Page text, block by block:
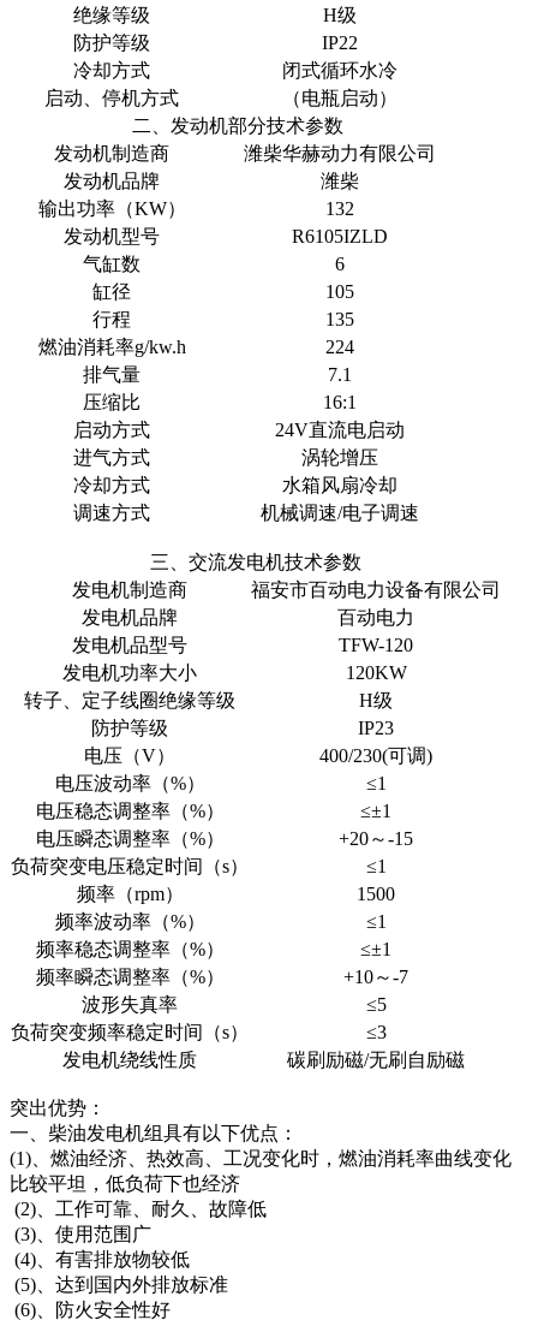
绝缘等级
H级
防护等级
IP22
冷却方式
闭式循环水冷
启动、停机方式
（电瓶启动）
二、发动机部分技术参数
发动机制造商
潍柴华赫动力有限公司
发动机品牌
潍柴
输出功率（KW）
132
发动机型号
R6105IZLD
气缸数
6
缸径
105
行程
135
燃油消耗率g/kw.h
224
排气量
7.1
压缩比
16:1
启动方式
24V直流电启动
进气方式
涡轮增压
冷却方式
水箱风扇冷却
调速方式
机械调速/电子调速
三、交流发电机技术参数
发电机制造商
福安市百动电力设备有限公司
发电机品牌
百动电力
发电机品型号
TFW-120
发电机功率大小
120KW
转子、定子线圈绝缘等级
H级
防护等级
IP23
电压（V）
400/230(可调)
电压波动率（%）
≤1
电压稳态调整率（%）
≤±1
电压瞬态调整率（%）
+20～-15
负荷突变电压稳定时间（s）
≤1
频率（rpm）
1500
频率波动率（%）
≤1
频率稳态调整率（%）
≤±1
频率瞬态调整率（%）
+10～-7
波形失真率
≤5
负荷突变频率稳定时间（s）
≤3
发电机绕线性质
碳刷励磁/无刷自励磁
突出优势：
一、柴油发电机组具有以下优点：
(1)、燃油经济、热效高、工况变化时，燃油消耗率曲线变化
比较平坦，低负荷下也经济
(2)、工作可靠、耐久、故障低
(3)、使用范围广
(4)、有害排放物较低
(5)、达到国内外排放标准
(6)、防火安全性好